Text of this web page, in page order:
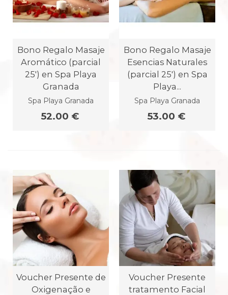
Bono Regalo Masaje
Aromático (parcial
25') en Spa Playa
Granada
Spa Playa Granada
52.00 €
Bono Regalo Masaje
Esencias Naturales
(parcial 25') en Spa
Playa...
Spa Playa Granada
53.00 €
Voucher Presente de
Oxigenação e
Voucher Presente
tratamento Facial